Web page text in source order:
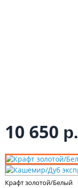
10 650 р.
Крафт золотой/Белый